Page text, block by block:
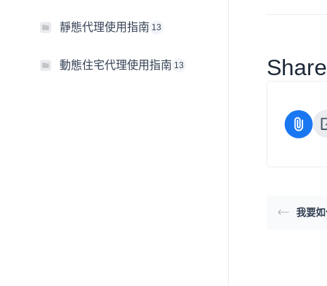
靜態代理使用指南 13
動態住宅代理使用指南 13
我要